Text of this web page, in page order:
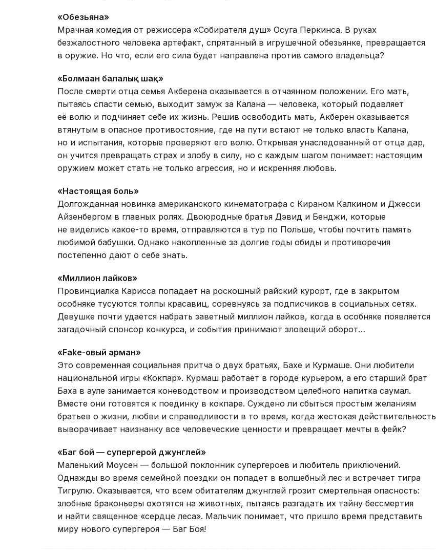
«Обезьяна»
Мрачная комедия от режиссера «Собирателя душ» Осуга Перкинса. В руках
безжалостного человека артефакт, спрятанный в игрушечной обезьянке, превращается
в оружие. Но что, если его сила будет направлена против самого владельца?
«Болмаған балалық шақ»
После смерти отца семья Акберена оказывается в отчаянном положении. Его мать,
пытаясь спасти семью, выходит замуж за Калана — человека, который подавляет
её волю и подчиняет себе их жизнь. Решив освободить мать, Акберен оказывается
втянутым в опасное противостояние, где на пути встают не только власть Калана,
но и испытания, которые проверяют его волю. Открывая унаследованный от отца дар,
он учится превращать страх и злобу в силу, но с каждым шагом понимает: настоящим
оружием может стать не только агрессия, но и искренняя любовь.
«Настоящая боль»
Долгожданная новинка американского кинематографа с Кираном Калкином и Джесси
Айзенбергом в главных ролях. Двоюродные братья Дэвид и Бенджи, которые
не виделись какое-то время, отправляются в тур по Польше, чтобы почтить память
любимой бабушки. Однако накопленные за долгие годы обиды и противоречия
постепенно дают о себе знать.
«Миллион лайков»
Провинциалка Карисса попадает на роскошный райский курорт, где в закрытом
особняке тусуются толпы красавиц, соревнуясь за подписчиков в социальных сетях.
Девушке почти удается набрать заветный миллион лайков, когда в особняке появляется
загадочный спонсор конкурса, и события принимают зловещий оборот…
«Fake-овый арман»
Это современная социальная притча о двух братьях, Бахе и Курмаше. Они любители
национальной игры «Кокпар». Курмаш работает в городе курьером, а его старший брат
Баха в ауле занимается коневодством и производством целебного напитка саумал.
Вместе они готовятся к поединку в кокпаре. Суждено ли сбыться простым желаниям
братьев о жизни, любви и справедливости в то время, когда жестокая действительность
выворачивает наизнанку все человеческие ценности и превращает мечты в фейк?
«Баг бой — супергерой джунглей»
Маленький Моусен — большой поклонник супергероев и любитель приключений.
Однажды во время семейной поездки он попадет в волшебный лес и встречает тигра
Тигрулю. Оказывается, что всем обитателям джунглей грозит смертельная опасность:
злобные браконьеры охотятся на животных, пытаясь разгадать их тайну бессмертия
и найти священное «сердце леса». Мальчик понимает, что пришло время представить
миру нового супергероя — Баг Боя!